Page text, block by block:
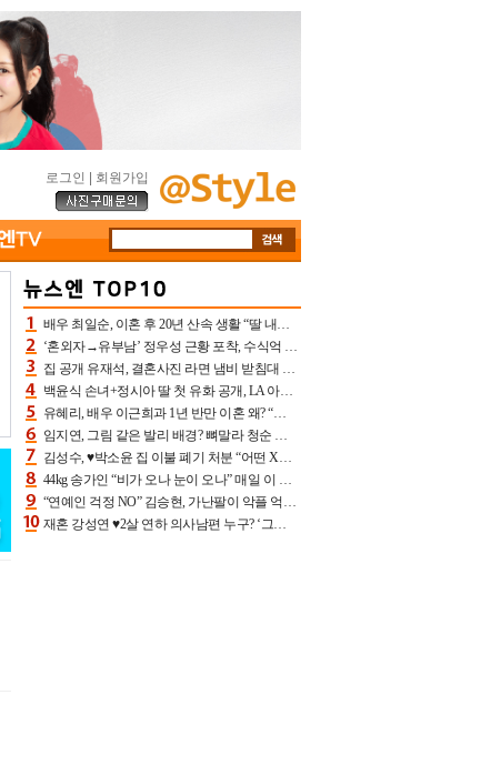
로그인 회원가입
배우 최일순, 이혼 후 20년 산속 생활 “딸 내가 버렸다고 원망‥맘 아파”(특종)[어제TV]
‘혼외자→유부남’ 정우성 근황 포착, 수식억 해킹 피해 후배 만났다 “존경하는”
집 공개 유재석, 결혼사진 라면 냄비 받침대 되고 분노‥가족사진도 피해(놀뭐)[어제TV]
백윤식 손녀+정시아 딸 첫 유화 공개, LA 아트쇼→서울국제조각페스타 작가다운 수준급 실력
유혜리, 배우 이근희과 1년 반만 이혼 왜? “식칼 꽂고 의자 던져” 충격 폭로(특종)[어제TV]
임지연, 그림 같은 발리 배경? 뼈말라 청순 비키니 핏에 상대 안 되네
김성수, ♥박소윤 집 이불 폐기 처분 “어떤 X이랑 썼을지 몰라” 질투(신랑수업2)[어제TV]
44kg 송가인 “비가 오나 눈이 오나” 매일 이 운동, 허벅지 근육량 상승+체지방 감소
“연예인 걱정 NO” 김승현, 가난팔이 악플 억울할만‥아내+딸과 日 여행
재혼 강성연 ♥2살 연하 의사남편 누구? ‘그알’ 자문의에 훈남 비주얼 초엘리트 스펙 [종합]